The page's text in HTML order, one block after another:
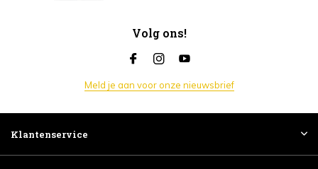
Volg ons!
Meld je aan voor onze nieuwsbrief
Klantenservice